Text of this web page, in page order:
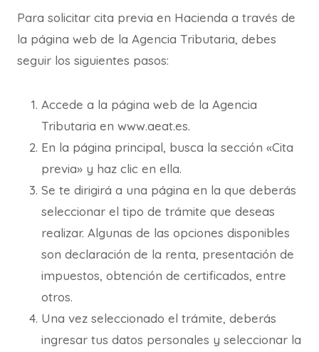
Para solicitar cita previa en Hacienda a través de
la página web de la Agencia Tributaria, debes
seguir los siguientes pasos:
Accede a la página web de la Agencia
Tributaria en www.aeat.es.
En la página principal, busca la sección «Cita
previa» y haz clic en ella.
Se te dirigirá a una página en la que deberás
seleccionar el tipo de trámite que deseas
realizar. Algunas de las opciones disponibles
son declaración de la renta, presentación de
impuestos, obtención de certificados, entre
otros.
Una vez seleccionado el trámite, deberás
ingresar tus datos personales y seleccionar la